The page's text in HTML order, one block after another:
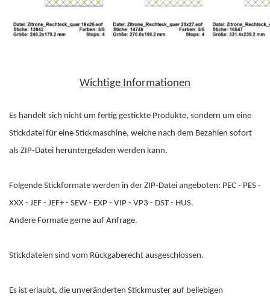
Wichtige Informationen
Es handelt sich nicht um fertig gestickte Produkte, sondern um eine
Stickdatei für eine Stickmaschine, welche nach dem Bezahlen sofort
als ZIP-Datei heruntergeladen werden kann.
Folgende Stickformate werden in der ZIP-Datei angeboten: PEC - PES -
XXX - JEF - JEF+ - SEW - EXP - VIP - VP3 - DST - HUS.
Andere Formate gerne auf Anfrage.
Stickdateien sind vom Rückgaberecht ausgeschlossen.
Es ist erlaubt, die unveränderten Stickmuster auf beliebigen